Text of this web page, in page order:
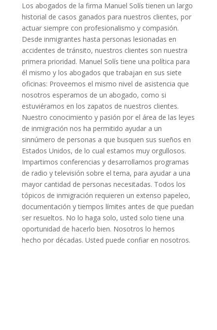
Los abogados de la firma Manuel Solís tienen un largo
historial de casos ganados para nuestros clientes, por
actuar siempre con profesionalismo y compasión.
Desde inmigrantes hasta personas lesionadas en
accidentes de tránsito, nuestros clientes son nuestra
primera prioridad. Manuel Solís tiene una política para
él mismo y los abogados que trabajan en sus siete
oficinas: Proveemos el mismo nivel de asistencia que
nosotros esperamos de un abogado, como si
estuviéramos en los zapatos de nuestros clientes.
Nuestro conocimiento y pasión por el área de las leyes
de inmigración nos ha permitido ayudar a un
sinnúmero de personas a que busquen sus sueños en
Estados Unidos, de lo cual estamos muy orgullosos.
Impartimos conferencias y desarrollamos programas
de radio y televisión sobre el tema, para ayudar a una
mayor cantidad de personas necesitadas. Todos los
tópicos de inmigración requieren un extenso papeleo,
documentación y tiempos límites antes de que puedan
ser resueltos. No lo haga solo, usted solo tiene una
oportunidad de hacerlo bien. Nosotros lo hemos
hecho por décadas. Usted puede confiar en nosotros.